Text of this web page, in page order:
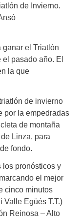
de Invierno.
ganar el Triatlón
pasado año. El
la que
de invierno
por la empedradas
de montaña
Linza, para
fondo.
los pronósticos y
el mejor
cinco minutos
Valle Egüés T.T.)
Reinosa – Alto